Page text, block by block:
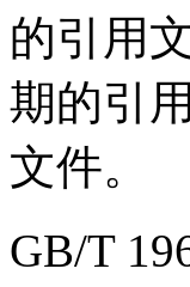
的引用
期的引
文件。
GB/T